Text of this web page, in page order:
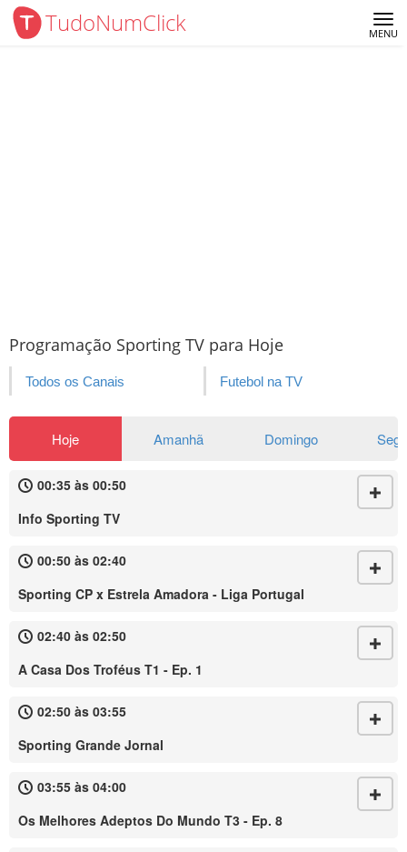
TudoNumClick MENU
Programação Sporting TV para Hoje
Todos os Canais Futebol na TV
Hoje Amanhã Domingo
00:35 às 00:50
Info Sporting TV
00:50 às 02:40
Sporting CP x Estrela Amadora - Liga Portugal
02:40 às 02:50
A Casa Dos Troféus T1 - Ep. 1
02:50 às 03:55
Sporting Grande Jornal
03:55 às 04:00
Os Melhores Adeptos Do Mundo T3 - Ep. 8